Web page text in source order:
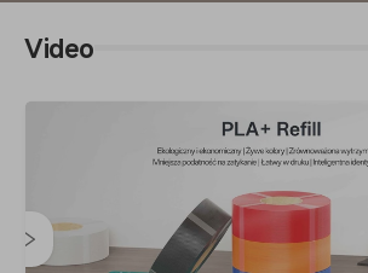
Przyjazne dla środowiska i budżetu l
Zrównoważona wytrzymałość l
zatykanie l Łatwe drukowanie |
Video